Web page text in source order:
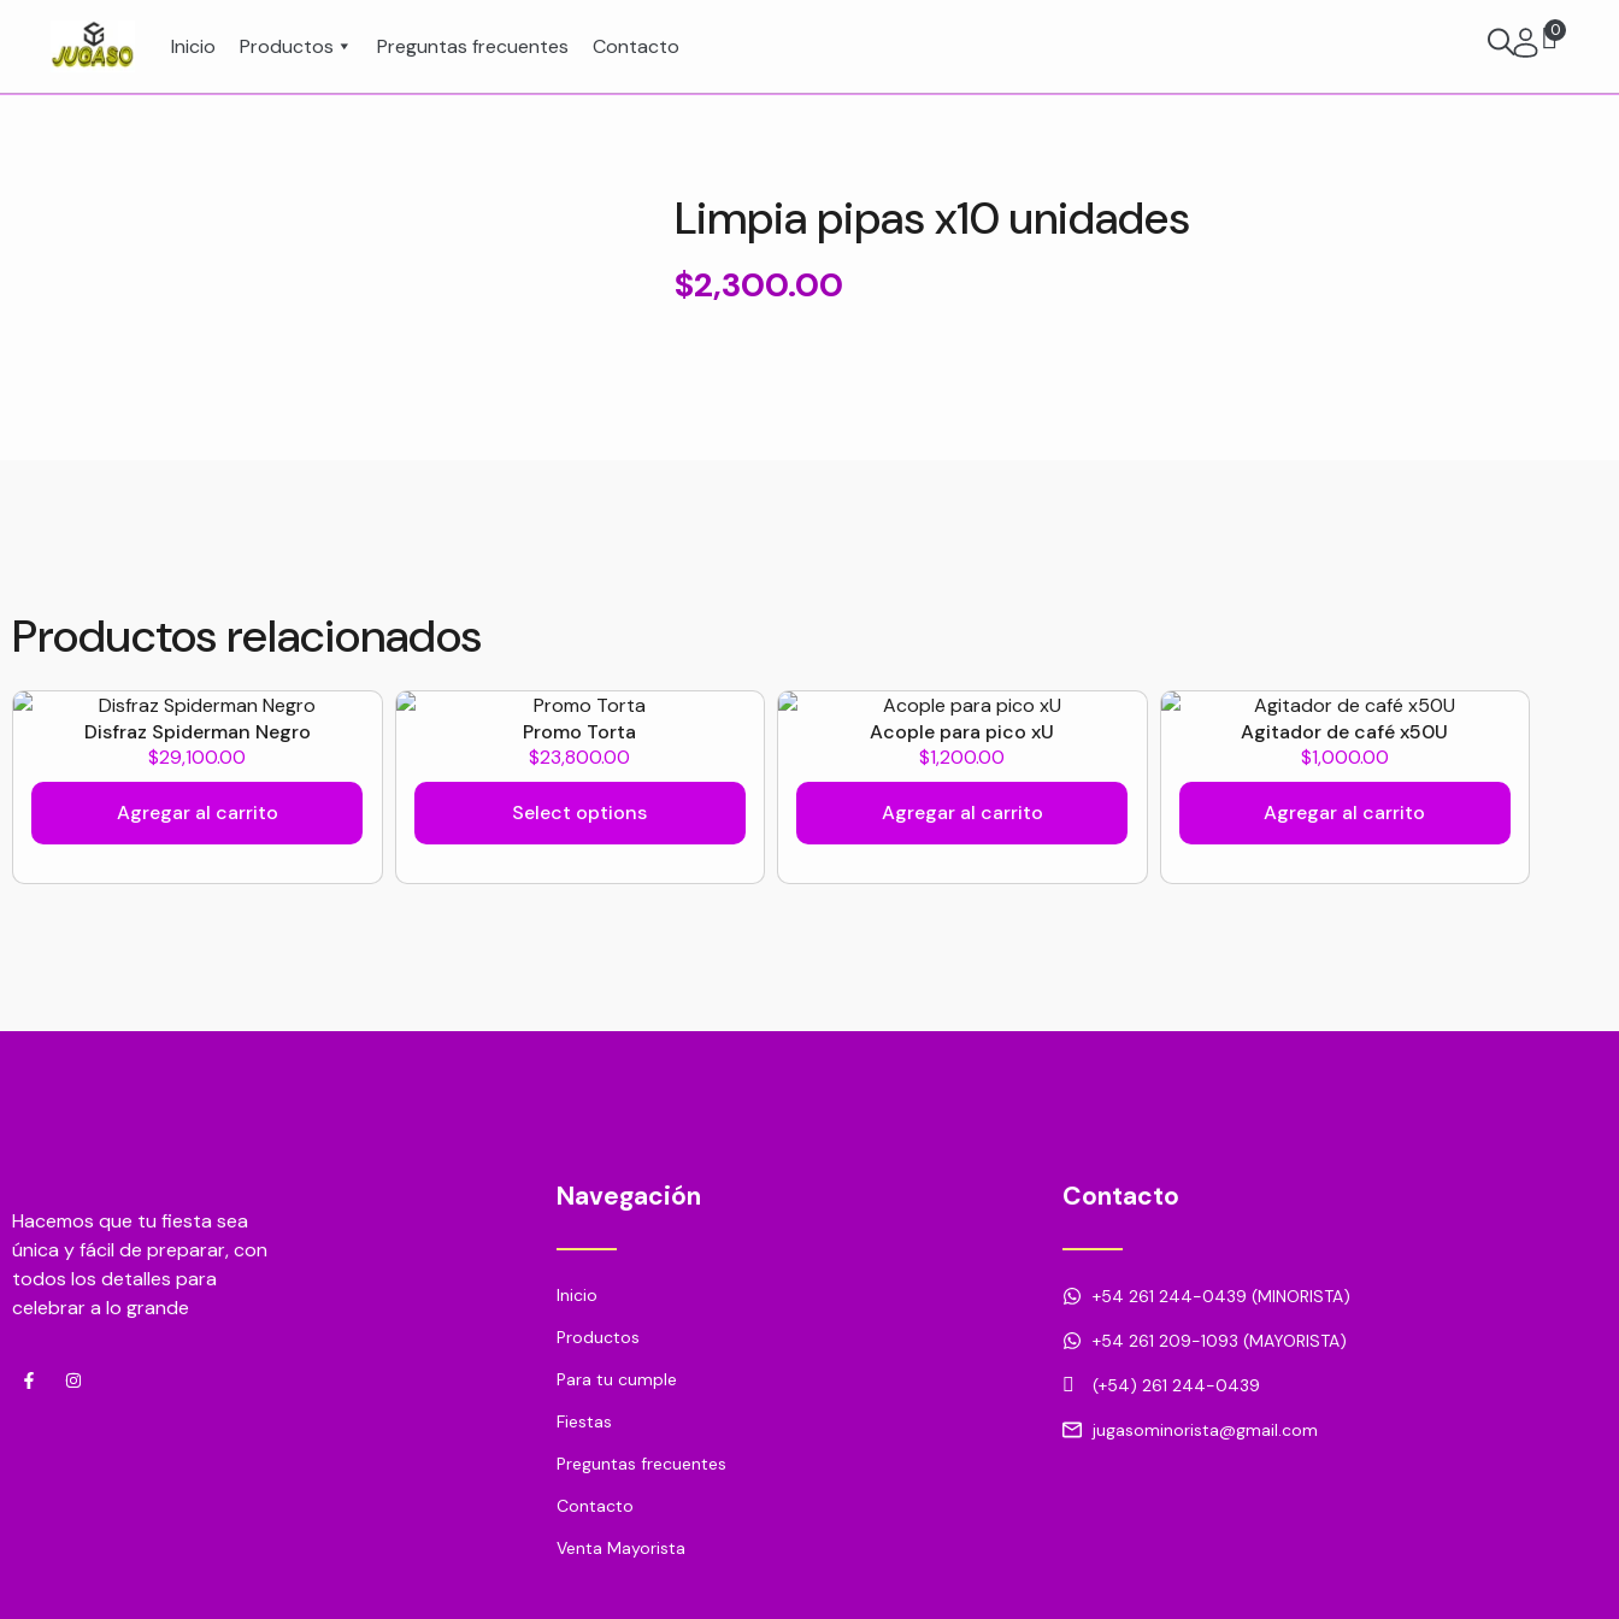
Inicio Productos Preguntas frecuentes Contacto
0
Limpia pipas x10 unidades
$2,300.00
Productos relacionados
Disfraz Spiderman Negro
$29,100.00
Agregar al carrito
Promo Torta
$23,800.00
Select options
Acople para pico xU
$1,200.00
Agregar al carrito
Agitador de café x50U
$1,000.00
Agregar al carrito
Hacemos que tu fiesta sea
única y fácil de preparar, con
todos los detalles para
celebrar a lo grande
Navegación
Inicio
Productos
Para tu cumple
Fiestas
Preguntas frecuentes
Contacto
Venta Mayorista
Contacto
+54 261 244-0439 (MINORISTA)
+54 261 209-1093 (MAYORISTA)
(+54) 261 244-0439
jugasominorista@gmail.com